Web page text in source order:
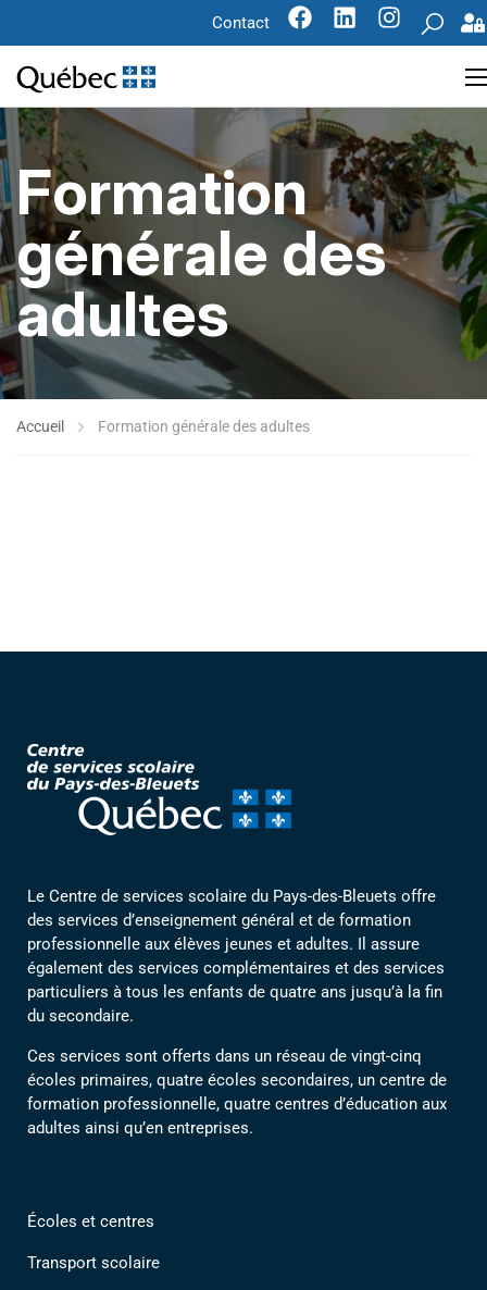
Contact
Formation
générale des
adultes
Accueil Formation générale des adultes
Le Centre de services scolaire du Pays-des-Bleuets offre
des services d’enseignement général et de formation
professionnelle aux élèves jeunes et adultes. Il assure
également des services complémentaires et des services
particuliers à tous les enfants de quatre ans jusqu’à la fin
du secondaire.
Ces services sont offerts dans un réseau de vingt-cinq
écoles primaires, quatre écoles secondaires, un centre de
formation professionnelle, quatre centres d’éducation aux
adultes ainsi qu’en entreprises.
Écoles et centres
Transport scolaire